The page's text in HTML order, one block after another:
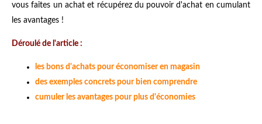
vous faites un achat et récupérez du pouvoir d'achat en cumulant
les avantages !
Déroulé de l'article :
les bons d'achats pour économiser en magasin
des exemples concrets pour bien comprendre
cumuler les avantages pour plus d'économies